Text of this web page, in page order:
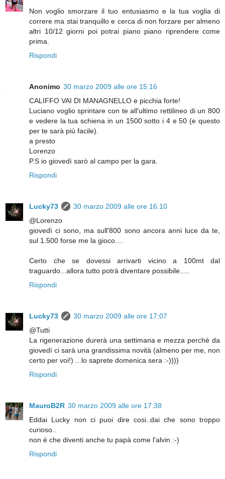
Non voglio smorzare il tuo entusiasmo e la tua voglia di
correre ma stai tranquillo e cerca di non forzare per almeno
altri 10/12 giorni poi potrai piano piano riprendere come
prima.
Rispondi
Anonimo 30 marzo 2009 alle ore 15:16
CALIFFO VAI DI MANAGNELLO e picchia forte!
Luciano voglio sprintare con te all'ultimo rettilineo di un 800
e vedere la tua schiena in un 1500 sotto i 4 e 50 (e questo
per te sarà più facile).
a presto
Lorenzo
P.S io giovedì sarò al campo per la gara.
Rispondi
Lucky73
30 marzo 2009 alle ore 16:10
@Lorenzo
giovedì ci sono, ma sull'800 sono ancora anni luce da te,
sul 1.500 forse me la gioco....
Certo che se dovessi arrivarti vicino a 100mt dal
traguardo...allora tutto potrà diventare possibile.....
Rispondi
Lucky73
30 marzo 2009 alle ore 17:07
@Tutti
La rigenerazione durerà una settimana e mezza perchè da
giovedì ci sarà una grandissima novità (almeno per me, non
certo per voi!) ...lo saprete domenica sera :-))))
Rispondi
MauroB2R 30 marzo 2009 alle ore 17:38
Eddai Lucky non ci puoi dire cosi..dai che sono troppo
curioso..
non è che diventi anche tu papà come l'alvin :-)
Rispondi